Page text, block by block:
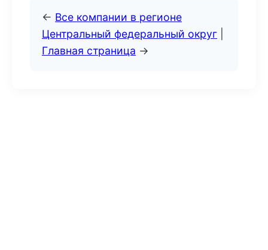
← Все компании в регионе
Центральный федеральный округ
Главная страница →